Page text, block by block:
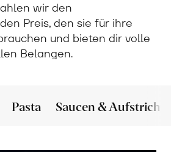
wir den
Preis, den sie für ihre
und bieten dir volle
Belangen.
Pasta Saucen & Aufstriche